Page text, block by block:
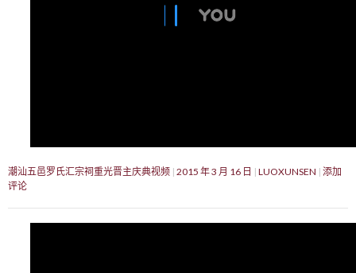
潮汕五邑罗氏汇宗祠重光晋主庆典视频 2015 年 3 月 16 日 LUOXUNSEN 添加
评论